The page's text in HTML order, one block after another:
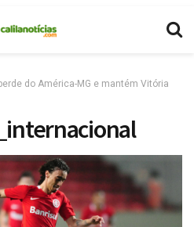
do América-MG e mantém Vitória